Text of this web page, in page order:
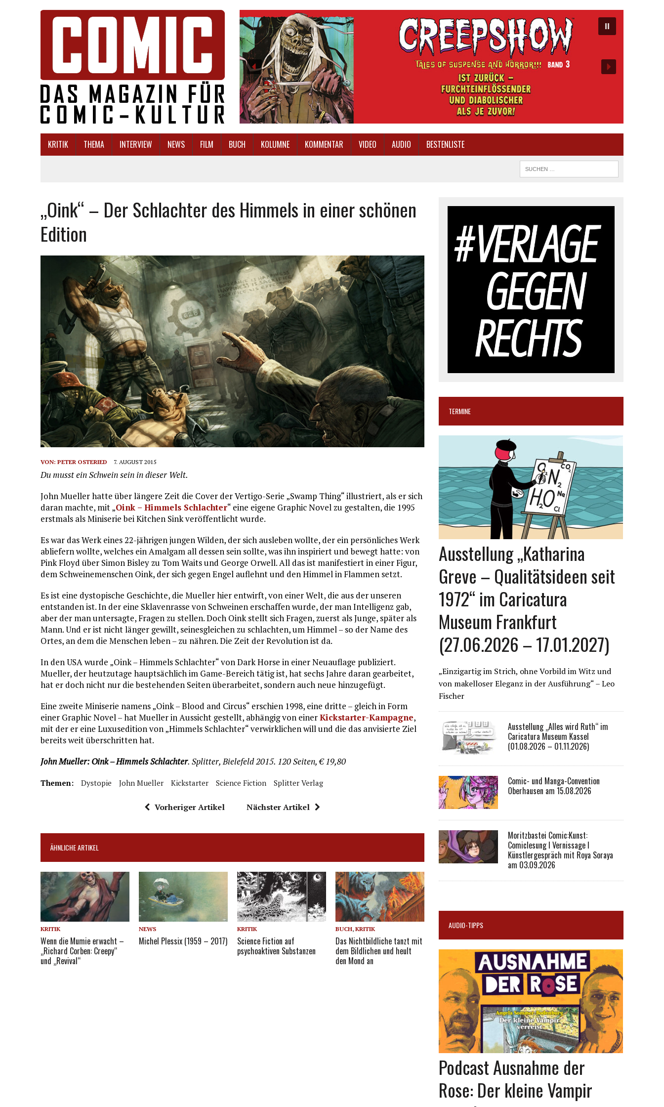
KRITIK THEMA INTERVIEW NEWS FILM BUCH KOLUMNE KOMMENTAR VIDEO AUDIO BESTENLISTE
„Oink“ – Der Schlachter des Himmels in einer schönen
Edition
VON: PETER OSTERIED 7. AUGUST 2015
Du musst ein Schwein sein in dieser Welt.
John Mueller hatte über längere Zeit die Cover der Vertigo-Serie „Swamp Thing“ illustriert, als er sich
daran machte, mit „Oink – Himmels Schlachter“ eine eigene Graphic Novel zu gestalten, die 1995
erstmals als Miniserie bei Kitchen Sink veröffentlicht wurde.
Es war das Werk eines 22-jährigen jungen Wilden, der sich ausleben wollte, der ein persönliches Werk
abliefern wollte, welches ein Amalgam all dessen sein sollte, was ihn inspiriert und bewegt hatte: von
Pink Floyd über Simon Bisley zu Tom Waits und George Orwell. All das ist manifestiert in einer Figur,
dem Schweinemenschen Oink, der sich gegen Engel auflehnt und den Himmel in Flammen setzt.
Es ist eine dystopische Geschichte, die Mueller hier entwirft, von einer Welt, die aus der unseren
entstanden ist. In der eine Sklavenrasse von Schweinen erschaffen wurde, der man Intelligenz gab,
aber der man untersagte, Fragen zu stellen. Doch Oink stellt sich Fragen, zuerst als Junge, später als
Mann. Und er ist nicht länger gewillt, seinesgleichen zu schlachten, um Himmel – so der Name des
Ortes, an dem die Menschen leben – zu nähren. Die Zeit der Revolution ist da.
In den USA wurde „Oink – Himmels Schlachter“ von Dark Horse in einer Neuauflage publiziert.
Mueller, der heutzutage hauptsächlich im Game-Bereich tätig ist, hat sechs Jahre daran gearbeitet,
hat er doch nicht nur die bestehenden Seiten überarbeitet, sondern auch neue hinzugefügt.
Eine zweite Miniserie namens „Oink – Blood and Circus“ erschien 1998, eine dritte – gleich in Form
einer Graphic Novel – hat Mueller in Aussicht gestellt, abhängig von einerKickstarter-Kampagne,
mit der er eine Luxusedition von „Himmels Schlachter“ verwirklichen will und die das anvisierte Ziel
bereits weit überschritten hat.
John Mueller: Oink – Himmels Schlachter. Splitter, Bielefeld 2015. 120 Seiten, € 19,80
Themen: Dystopie John Mueller Kickstarter Science Fiction Splitter Verlag
Vorheriger Artikel Nächster Artikel
ÄHNLICHE ARTIKEL
KRITIK
Wenn die Mumie erwacht –
„Richard Corben: Creepy“
und „Revival“
NEWS
Michel Plessix (1959 – 2017)
KRITIK
Science Fiction auf
psychoaktiven Substanzen
BUCH,KRITIK
Das Nichtbildliche tanzt mit
dem Bildlichen und heult
den Mond an
TERMINE
Ausstellung „Katharina
Greve – Qualitätsideen seit
1972“ im Caricatura
Museum Frankfurt
(27.06.2026 – 17.01.2027)
„Einzigartig im Strich, ohne Vorbild im Witz und
von makelloser Eleganz in der Ausführung“ – Leo
Fischer
Ausstellung „Alles wird Ruth“ im
Caricatura Museum Kassel
(01.08.2026 – 01.11.2026)
Comic- und Manga-Convention
Oberhausen am 15.08.2026
Moritzbastei Comic:Kunst:
Comiclesung I Vernissage I
Künstlergespräch mit Roya Soraya
am 03.09.2026
AUDIO-TIPPS
Podcast Ausnahme der
Rose: Der kleine Vampir